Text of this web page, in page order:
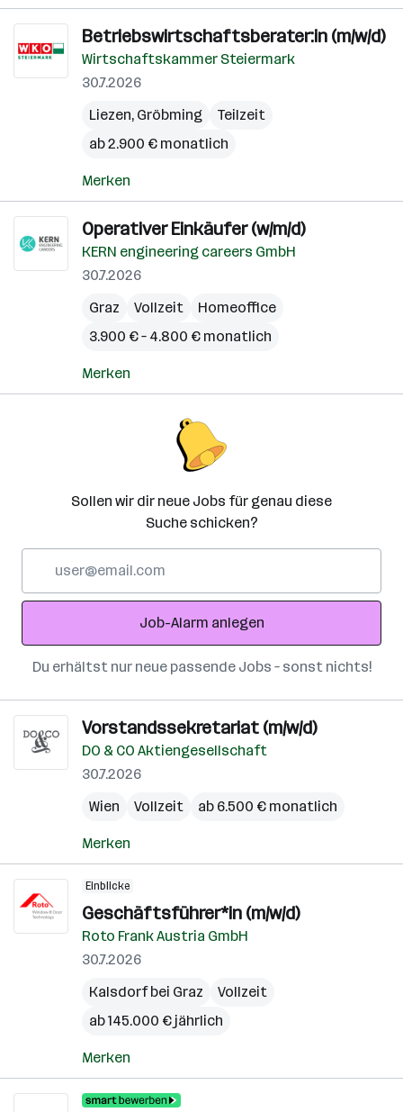
Betriebswirtschaftsberater:in (m/w/d)
Wirtschaftskammer Steiermark
30.7.2026
Liezen, Gröbming
Teilzeit
ab 2.900 € monatlich
Merken
Operativer Einkäufer (w/m/d)
KERN engineering careers GmbH
30.7.2026
Graz
Vollzeit
Homeoffice
3.900 € – 4.800 € monatlich
Merken
Sollen wir dir neue Jobs für genau diese
Suche schicken?
Adresse
Job-Alarm anlegen
Du erhältst nur neue passende Jobs – sonst nichts!
Vorstandssekretariat (m/w/d)
DO & CO Aktiengesellschaft
30.7.2026
Wien
Vollzeit ab 6.500 € monatlich
Merken
Einblicke
Geschäftsführer*in (m/w/d)
Roto Frank Austria GmbH
30.7.2026
Kalsdorf bei Graz
Vollzeit
ab 145.000 € jährlich
Merken